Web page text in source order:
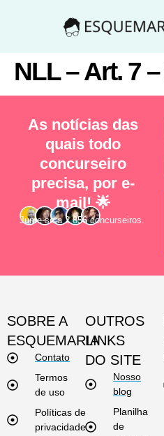
NLL – Art. 7
As notícias das
quais todo
concurseiro
precisa, por e-
mail! 🌟
Junte-se a 2.856 concurseiros.
SOBRE A
ESQUEMARIA
Contato
Termos
de uso
Políticas de
privacidade
OUTROS
LINKS
DO SITE
Nosso
blog
Planilha
de